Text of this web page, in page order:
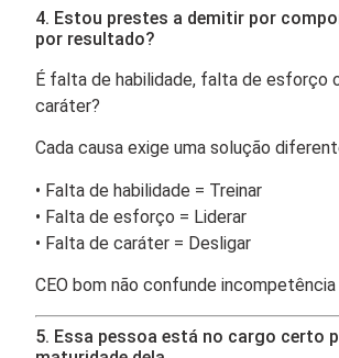
4. Estou prestes a demitir por
por resultado?
É falta de habilidade, falta de esforço
caráter?
Cada causa exige uma solução
• Falta de habilidade = Treinar
• Falta de esforço = Liderar
• Falta de caráter = Desligar
CEO bom não confunde
5. Essa pessoa está no cargo certo